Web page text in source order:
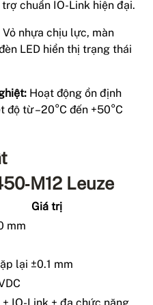
chuẩn IO-Link hiện đại.
Vỏ nhựa chịu lực, màn
LED hiển thị trạng thái
Hoạt động ổn định
từ –20°C đến +50°C
Leuze
Giá trị
mm
lại ±0.1 mm